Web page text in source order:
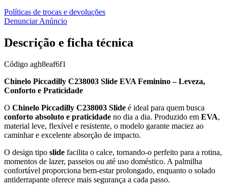
Políticas de trocas e devoluções
Denunciar Anúncio
Descrição e ficha técnica
Código agh8eaf6f1
Chinelo Piccadilly C238003 Slide EVA Feminino – Leveza,
Conforto e Praticidade
O Chinelo Piccadilly C238003 Slide é ideal para quem busca
conforto absoluto e praticidade no dia a dia. Produzido em EVA,
material leve, flexível e resistente, o modelo garante maciez ao
caminhar e excelente absorção de impacto.
O design tipo slide facilita o calce, tornando-o perfeito para a rotina,
momentos de lazer, passeios ou até uso doméstico. A palmilha
confortável proporciona bem-estar prolongado, enquanto o solado
antiderrapante oferece mais segurança a cada passo.